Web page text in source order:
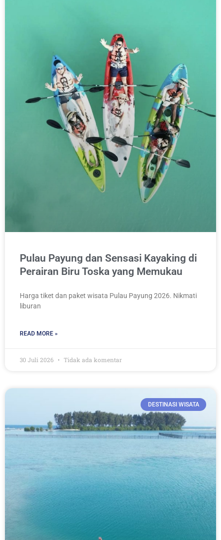
Pulau Payung dan Sensasi Kayaking di
Perairan Biru Toska yang Memukau
Harga tiket dan paket wisata Pulau Payung 2026. Nikmati
liburan
READ MORE »
30 Juli 2026 Tidak ada komentar
DESTINASI WISATA